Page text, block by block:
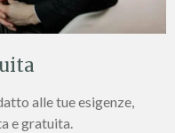
alle tue esigenze,
e gratuita.